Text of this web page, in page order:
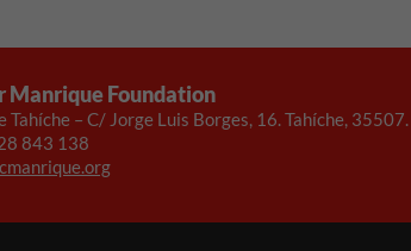
Manrique Foundation
Tahíche – C/ Jorge Luis Borges, 16. Tahíche,
843 138